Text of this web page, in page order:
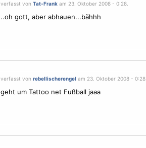
verfasst von Tat-Frankam 23. Oktober 2008 - 0:28.
..oh gott, aber abhauen...bähhh
verfasst von rebellischerengel am 23. Oktober 2008 - 0:28.
geht um Tattoo net Fußball jaaa